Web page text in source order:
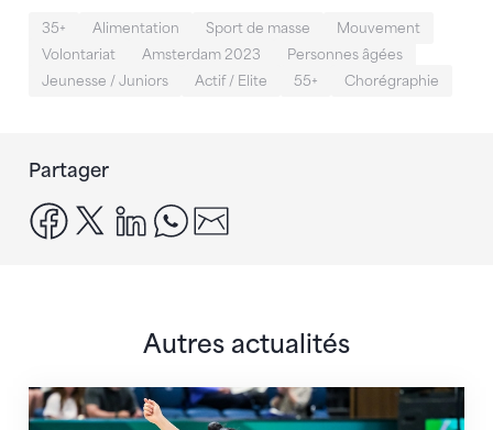
35+ Alimentation Sport de masse
Mouvement
Volontariat
Amsterdam 2023
Personnes âgées
Jeunesse / Juniors
Actif / Elite 55+ Chorégraphie
Partager
facebook
x linkedinwhatsapp
Autres actualités
Prochaine étape : les Championnats du monde